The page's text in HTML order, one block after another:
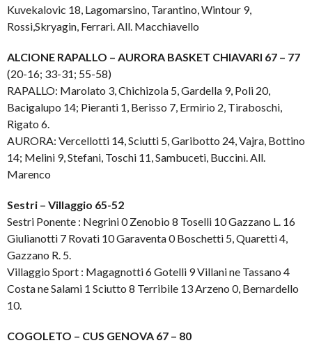
Kuvekalovic 18, Lagomarsino, Tarantino, Wintour 9,
Rossi,Skryagin, Ferrari. All. Macchiavello
ALCIONE RAPALLO – AURORA BASKET CHIAVARI 67 – 77
(20-16; 33-31; 55-58)
RAPALLO: Marolato 3, Chichizola 5, Gardella 9, Poli 20,
Bacigalupo 14; Pieranti 1, Berisso 7, Ermirio 2, Tiraboschi,
Rigato 6.
AURORA: Vercellotti 14, Sciutti 5, Garibotto 24, Vajra, Bottino
14; Melini 9, Stefani, Toschi 11, Sambuceti, Buccini. All.
Marenco
Sestri – Villaggio 65-52
Sestri Ponente : Negrini 0 Zenobio 8 Toselli 10 Gazzano L. 16
Giulianotti 7 Rovati 10 Garaventa 0 Boschetti 5, Quaretti 4,
Gazzano R. 5.
Villaggio Sport : Magagnotti 6 Gotelli 9 Villani ne Tassano 4
Costa ne Salami 1 Sciutto 8 Terribile 13 Arzeno 0, Bernardello
10.
COGOLETO – CUS GENOVA 67 – 80